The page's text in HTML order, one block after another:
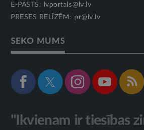
E-PASTS:
lvportals@lv.lv
PRESES RELĪZĒM: pr@lv.lv
SEKO MUMS
"Ikvienam ir tiesības